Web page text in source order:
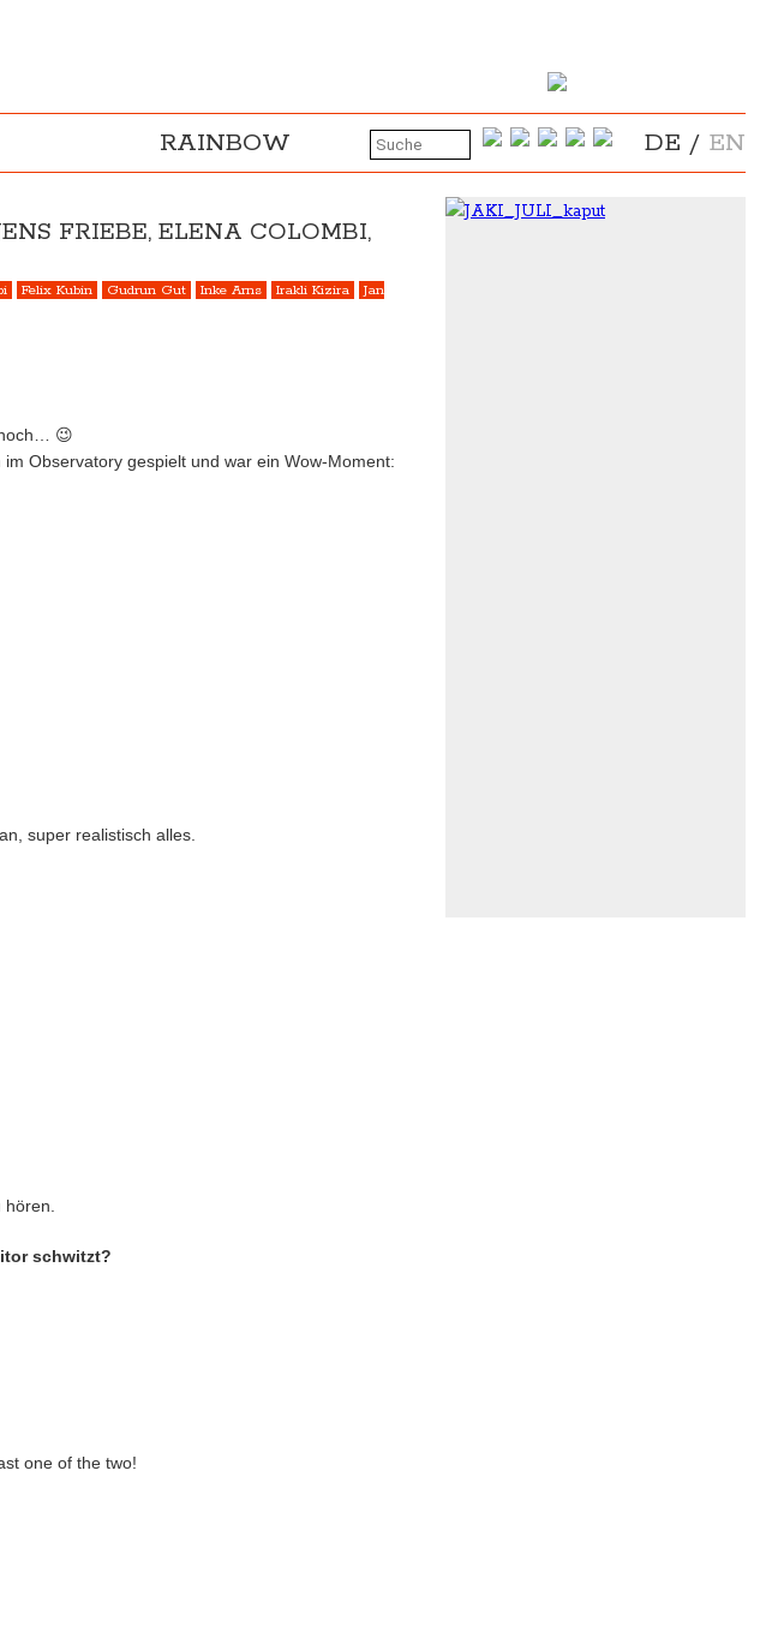
RAINBOW DE / EN
FRIEBE, ELENA COLOMBI,
Felix Kubin Gudrun Gut Inke Arns Irakli Kizira
Jan
😉
Observatory gespielt und war ein Wow-Moment:
super realistisch alles.
schwitzt?
one of the two!